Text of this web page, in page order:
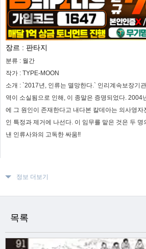
장르 : 판타지
분류 : 월간
작가 : TYPE-MOON
소개 : `2017년, 인류는 멸망한다.` 인리계속보장기
역이 소실됨으로 인해, 이 종말은 증명되었다. 2004
에 그 원인이 존재한다고 내다본 칼데아는 의사영
인 특정과 제거에 나선다. 이 임무를 맡은 것은 두
낸 인류사와의 고독한 싸움!!
정보 더보기
목록